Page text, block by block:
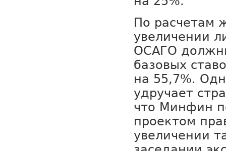
По расчетам
увеличении
ОСАГО
базовых
на 55,7%.
удручает
что Минфин
проектом
увеличении